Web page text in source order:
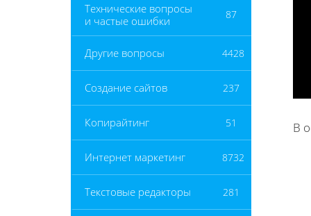
Технические вопросы
и частые ошибки
87
Другие вопросы 4428
Создание сайтов 237
Копирайтинг 51
Интернет маркетинг 8732
Текстовые редакторы 281
В